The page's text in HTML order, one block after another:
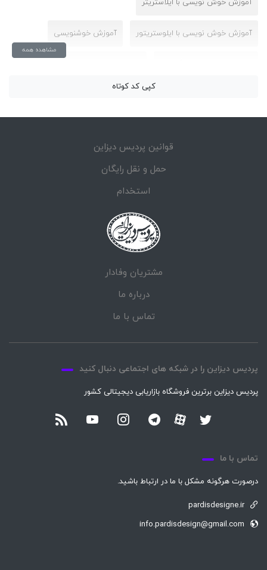
آموزش خوش نویسی با ایلاستریتر
آموزش خوش نویسی با ایلوستریتور آموزش خوشنویسی
آموزش خوشنویسی حروف انگلیسی
آموزش خوشنویسی خط نستعلیق
آموزش خوشنویسی زبان انگلیسی خوش نویسی با ایلاستریتر
مشاهده همه
کپی کد کوتاه
قوانین پردیس دیزاین
حمل و نقل رایگان
استخدام
مشتریان وفادار
درباره ما
تماس با ما
پردیس دیزاین را در شبکه های اجتماعی دنبال کنید
پردیس دیزاین برترین فروشگاه بازاریابی دیجیتالی کشور
تماس با ما
درصورت هرگونه مشکل با ما در ارتباط باشید.
pardisdesigne.ir
info.pardisdesign@gmail.com